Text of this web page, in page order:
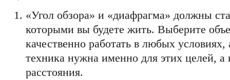
«Угол обзора» и «диафрагма» должны
которыми вы будете жить. Выберите
качественно работать в любых
техника нужна именно для этих целей,
расстояния.